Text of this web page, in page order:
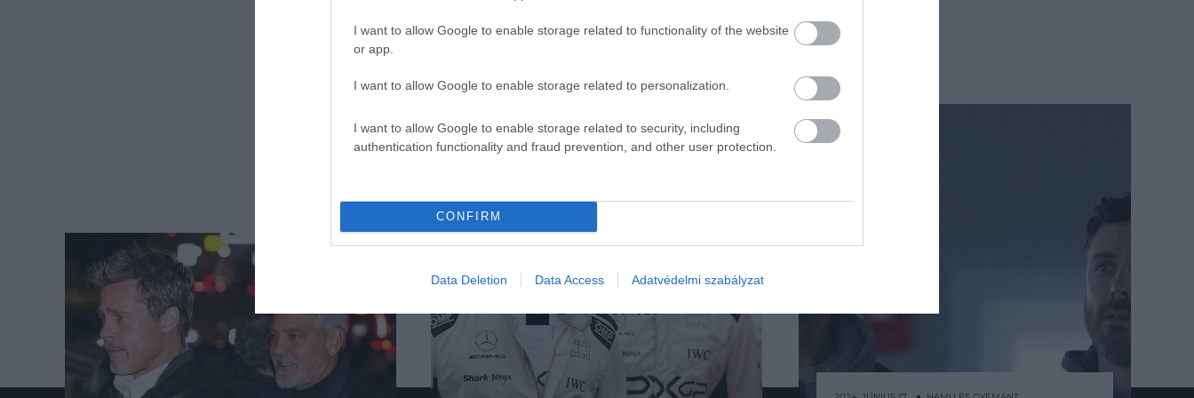
I want to allow Google to enable storage related to functionality of the website
or app.
I want to allow Google to enable storage related to personalization.
I want to allow Google to enable storage related to security, including
authentication functionality and fraud prevention, and other user protection.
CONFIRM
Data Deletion Data Access Adatvédelmi szabályzat
1 2 Következő